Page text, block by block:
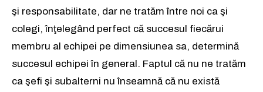
şi responsabilitate, dar ne tratăm între noi ca şi
colegi, înţelegând perfect că succesul fiecărui
membru al echipei pe dimensiunea sa, determină
succesul echipei în general. Faptul că nu ne tratăm
ca şefi şi subalterni nu înseamnă că nu există